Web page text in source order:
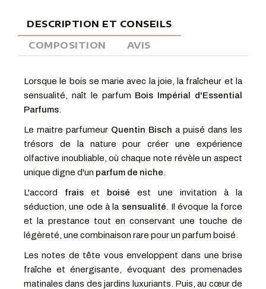
DESCRIPTION ET CONSEILS
COMPOSITION
AVIS
Lorsque le bois se marie avec la joie, la fraîcheur et la
sensualité, naît le parfum Bois Impérial d'Essential
Parfums
Le maitre parfumeur Quentin Bisch a puisé dans les
trésors de la nature pour créer une expérience
olfactive inoubliable, où chaque note révèle un aspect
unique digne d'un parfum de niche
L'accord frais et boisé est une invitation à la
séduction, une ode à la sensualité . Il évoque la force
et la prestance tout en conservant une touche de
légèreté, une combinaison rare pour un parfum boisé.
Les notes de tête vous enveloppent dans une brise
fraîche et énergisante, évoquant des promenades
matinales dans des jardins luxuriants. Puis, au cœur de